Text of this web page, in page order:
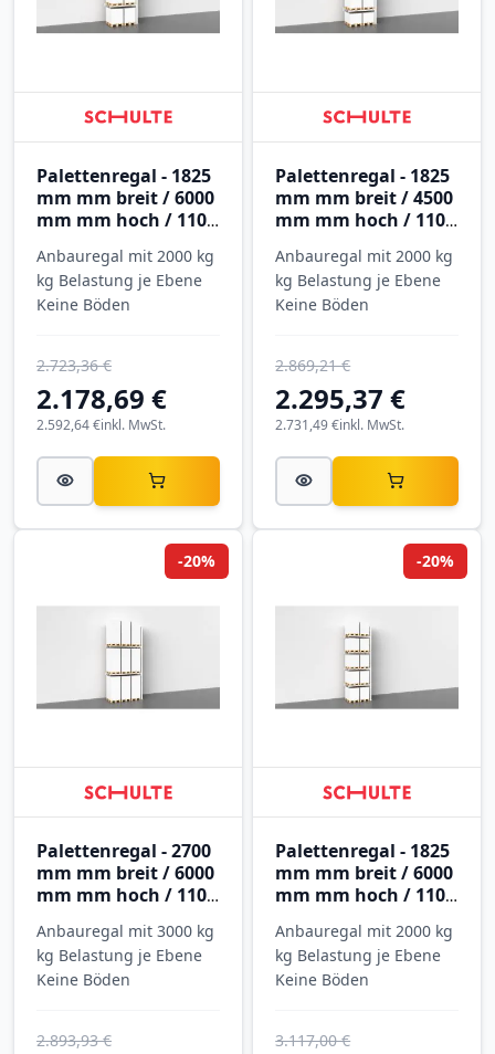
Palettenregal - 1825
mm mm breit / 6000
mm mm hoch / 1100
Ebenen
Anbauregal mit 2000 kg
kg Belastung je Ebene
Keine Böden
2.178,69 €
2.723,36 €
inkl. MwSt.
2.592,64 €
Palettenregal - 1825
mm mm breit / 4500
mm mm hoch / 1100
Ebenen
Anbauregal mit 2000 kg
kg Belastung je Ebene
Keine Böden
2.295,37 €
2.869,21 €
inkl. MwSt.
2.731,49 €
Palettenregal - 2700
mm mm breit / 6000
mm mm hoch / 1100
Ebenen
Anbauregal mit 3000 kg
kg Belastung je Ebene
Keine Böden
2.893,93 €
-20%
Palettenregal - 1825
mm mm breit / 6000
mm mm hoch / 1100
Ebenen
Anbauregal mit 2000 kg
kg Belastung je Ebene
Keine Böden
3.117,00 €
-20%